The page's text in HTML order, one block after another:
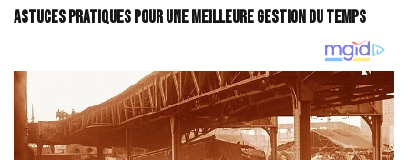
Astuces pratiques pour une meilleure gestion du temps